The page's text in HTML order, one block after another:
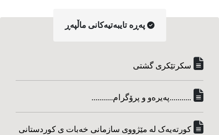
په‌ڕه‌ تایبه‌تیه‌کانی ماڵپه‌ڕ
سکرتێکری گشتی
...........په‌یره‌و و پرۆگرام...........
کورته‌یه‌ک له مێژووی سازمانی خه‌بات ی کوردستانی